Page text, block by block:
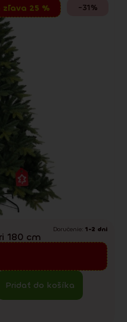
-31%
zľava 25 %
Doručenie: 1-2 dni
180 cm
Pridať do košíka